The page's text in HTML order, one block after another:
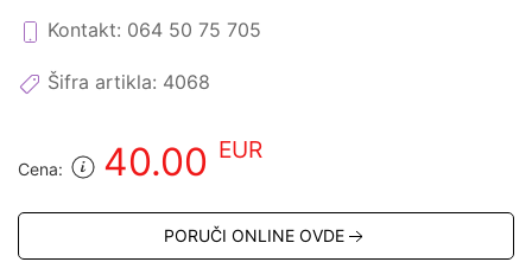
Kontakt: 064 50 75 705
Šifra artikla: 4068
Cena: 40.00 EUR
PORUČI ONLINE OVDE